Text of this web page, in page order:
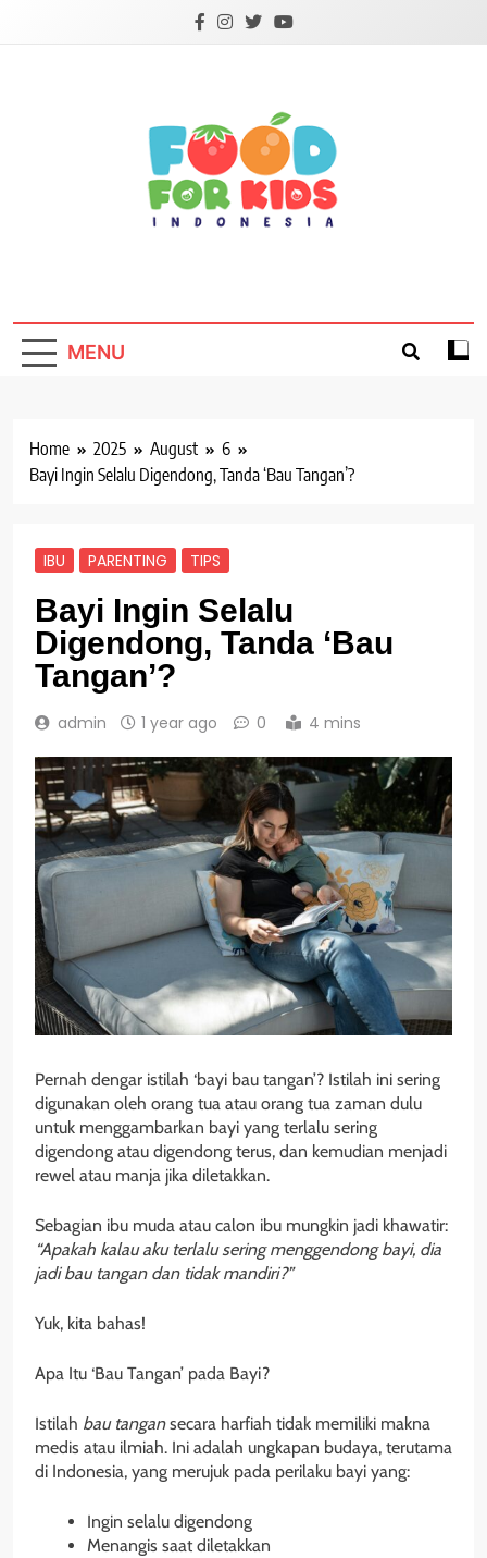
MENU
Home 2025 August
6
Bayi Ingin Selalu Digendong, Tanda ‘Bau Tangan’?
IBU PARENTING TIPS
Bayi Ingin Selalu
Digendong, Tanda ‘Bau
Tangan’?
admin 1 year ago 0 4 mins
Pernah dengar istilah ‘bayi bau tangan’? Istilah ini sering
digunakan oleh orang tua atau orang tua zaman dulu
untuk menggambarkan bayi yang terlalu sering
digendong atau digendong terus, dan kemudian menjadi
rewel atau manja jika diletakkan.
Sebagian ibu muda atau calon ibu mungkin jadi khawatir:
“Apakah kalau aku terlalu sering menggendong bayi, dia
jadi bau tangan dan tidak mandiri?”
Yuk, kita bahas!
Apa Itu ‘Bau Tangan’ pada Bayi?
Istilah bau tangansecara harfiah tidak memiliki makna
medis atau ilmiah. Ini adalah ungkapan budaya, terutama
di Indonesia, yang merujuk pada perilaku bayi yang:
Ingin selalu digendong
Menangis saat diletakkan